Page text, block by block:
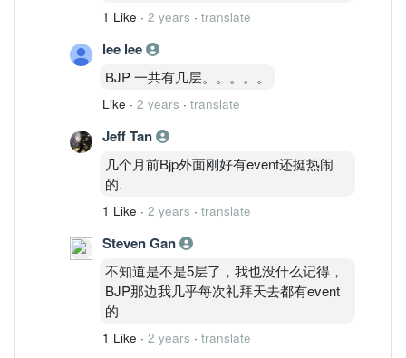
1 Like · 2 years · translate
lee lee
BJP 一共有几层。。。。。
Like · 2 years · translate
Jeff Tan
几个月前Bjp外面刚好有event还挺热闹
的.
1 Like · 2 years · translate
Steven Gan
不知道是不是5层了，我也没什么记得，
BJP那边我几乎每次礼拜天去都有event
的
1 Like · 2 years · translate